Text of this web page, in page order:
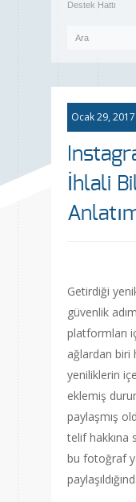
Destek Hattı
Ocak 29, 2017
İhlali
Getirdiği
güvenlik
platformları
ağlardan biri
yeniliklerin
eklemiş
paylaşmış
telif hakkına
bu fotoğraf